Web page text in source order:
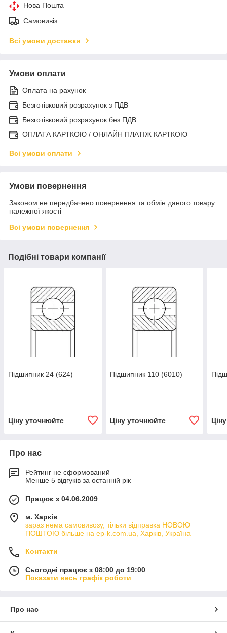
Нова Пошта
Самовивіз
Всі умови доставки
Умови оплати
Оплата на рахунок
Безготівковий розрахунок з ПДВ
Безготівковий розрахунок без ПДВ
ОПЛАТА КАРТКОЮ / ОНЛАЙН ПЛАТІЖ КАРТКОЮ
Всі умови оплати
Умови повернення
Законом не передбачено повернення та обмін даного товару
належної якості
Всі умови повернення
Подібні товари компанії
Підшипник 24 (624)
Ціну уточнюйте
Підшипник 110 (6010)
Ціну уточнюйте
Про нас
Рейтинг не сформований
Менше 5 відгуків за останній рік
Працює з 04.06.2009
м. Харків
зараз нема самовивозу, тільки відправка НОВОЮ
ПОШТОЮ більше на ep-k.com.ua, Харків, Україна
Контакти
Сьогодні працює з 08:00 до 19:00
Показати весь графік роботи
Про нас